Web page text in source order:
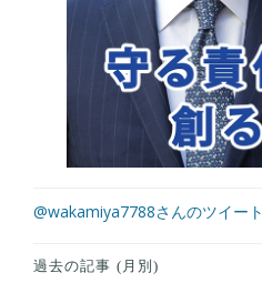
@wakamiya7788さんのツイート
過去の記事 (月別)